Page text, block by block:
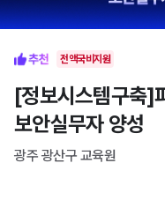
전액국비지원
[정보시스템구축]
보안실무자 양성
광주 광산구 교육원